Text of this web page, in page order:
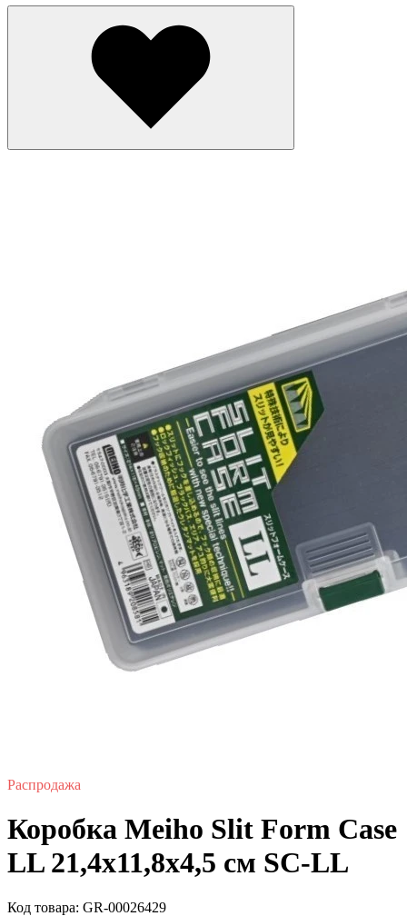
Распродажа
Коробка Meiho Slit Form Case
LL 21,4х11,8х4,5 см SC-LL
Код товара: GR-00026429